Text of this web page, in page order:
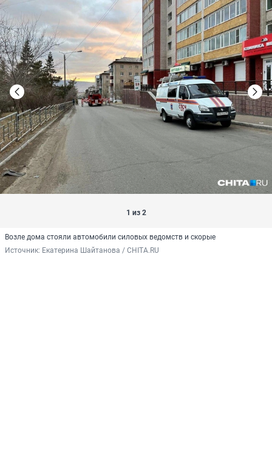
1 из 2
Возле дома стояли автомобили силовых ведомств и скорые
Источник: Екатерина Шайтанова / CHITA.RU